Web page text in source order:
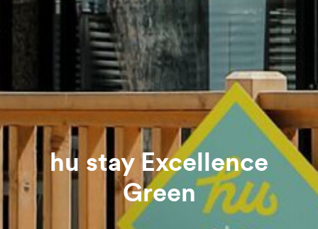
hu stay Excellence
Green